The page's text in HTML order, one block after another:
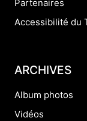
Partenaires
Accessibilité du
ARCHIVES
Album photos
Vidéos